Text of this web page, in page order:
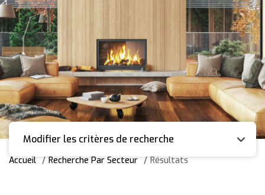
Modifier les critères de recherche
Accueil Recherche Par Secteur Résultats